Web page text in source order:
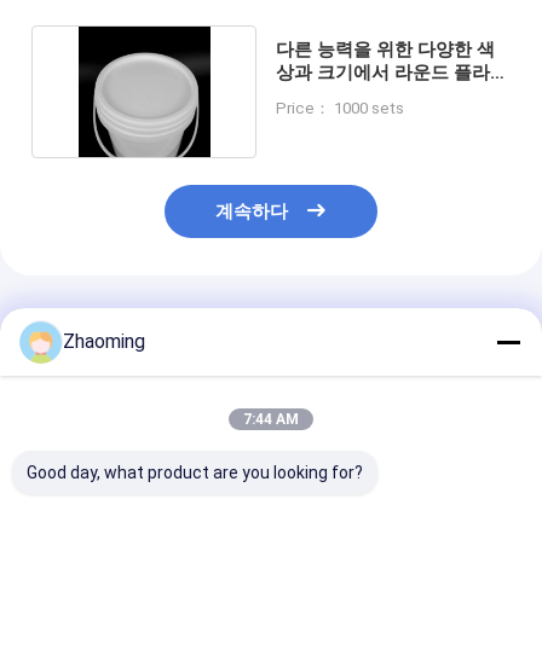
다른 능력을 위한 다양한 색
상과 크기에서 라운드 플라스
Price： 1000 sets
계속하다
추천된 제품
Zhaoming
7:44 AM
Good day, what product are you looking for?